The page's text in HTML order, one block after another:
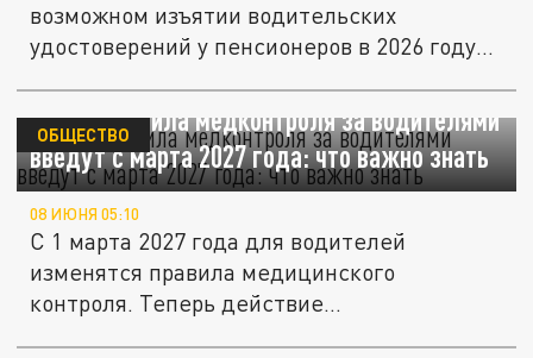
возможном изъятии водительских
удостоверений у пенсионеров в 2026 году
Новые правила медконтроля за водителями
введут с марта 2027 года: что важно знать
ОБЩЕСТВО
08 ИЮНЯ 05:10
С 1 марта 2027 года для водителей
изменятся правила медицинского
контроля. Теперь действие